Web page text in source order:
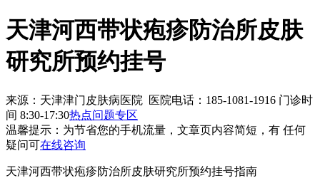
天津河西带状疱疹防治所皮肤
研究所预约挂号
来源：天津津门皮肤病医院 医院电话：185-1081-1916 门诊时
间 8:30-17:30热点问题专区
温馨提示： 为节省您的手机流量，文章页内容简短，有 任何
疑问可在线咨询
天津河西带状疱疹防治所皮肤研究所预约挂号指南